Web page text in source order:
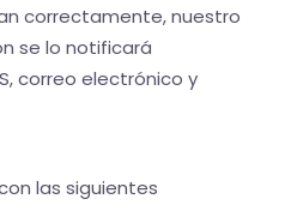
correctamente, nuestro
se lo notificará
correo electrónico y
las siguientes